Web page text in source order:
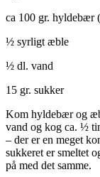
ca 100 gr. hyldebær
½ syrligt æble
½ dl. vand
15 gr. sukker
Kom hyldebær og
vand og kog ca. ½
– der er en meget
sukkeret er smeltet
på med det samme.